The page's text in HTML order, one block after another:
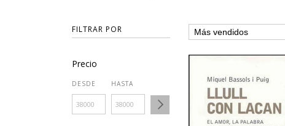
FILTRAR POR
Precio
DESDE HASTA